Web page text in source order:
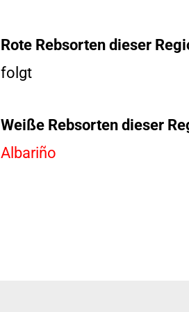
Rote Rebsorten dieser
folgt
Weiße Rebsorten dieser
Albariño